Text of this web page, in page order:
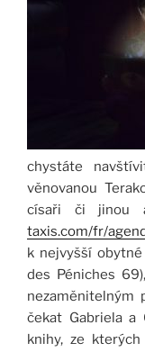
chystáte
věnovanou
císaři či jinou
taxis.com/fr/
k nejvyšší
des Péniches
nezaměnitelným
čekat Gabriela a
knihy, ze